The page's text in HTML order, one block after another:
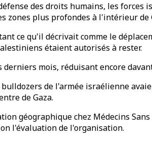
des droits humains, les
plus profondes à l'intérieur
ce qu'il décrivait comme le
étaient autorisés à rester.
mois, réduisant encore
de l'armée israélienne
de Gaza.
géographique chez Médecins
l'évaluation de l'organisation.